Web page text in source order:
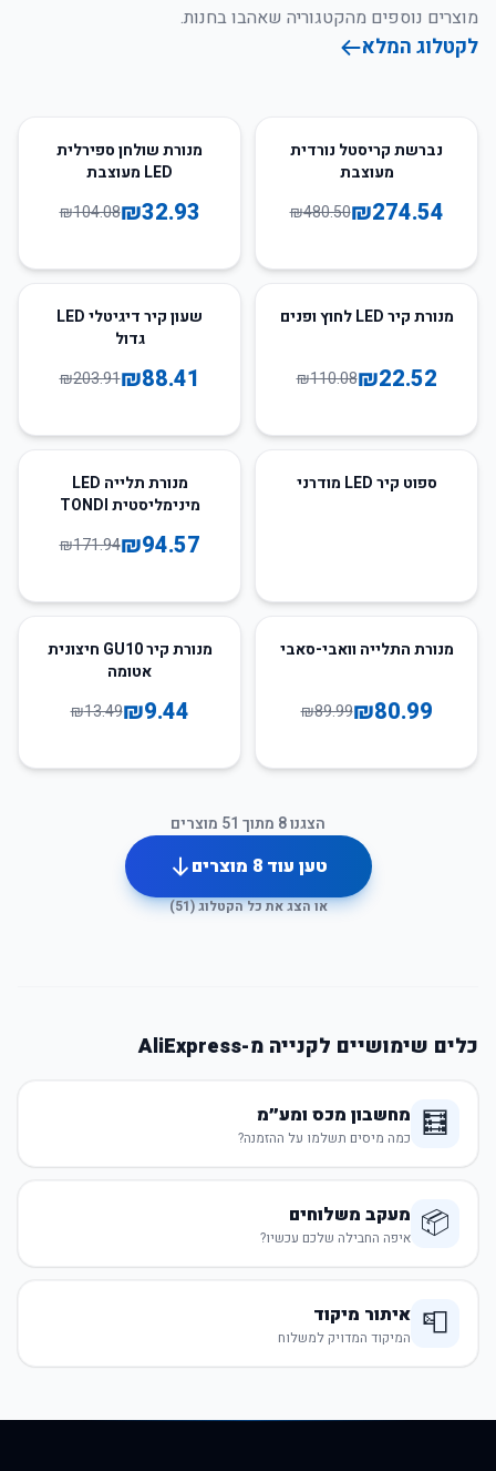
מוצרים נוספים מהקטגוריה שאהבו בחנות.
לקטלוג המלא
43נברשת קריסטל נורדית
מעוצבת
₪274.54
₪480.50
68מנורת שולחן ספירלית
LED מעוצבת
₪32.93
₪104.08
80%מנורת קיר LED לחוץ ופנים
₪22.52
₪110.08
57
שעון קיר דיגיטלי LED
גדול
₪88.41
₪203.91
ספוט קיר LED מודרני
מנורת תלייה LED
מינימליסטית TONDI
₪94.57
₪171.94
10%מנורת התלייה וואבי-סאבי
₪80.99
₪89.99
30
מנורת קיר GU10 חיצונית
אטומה
₪9.44
₪13.49
הצגנו8 מתוך 51 מוצרים
טען עוד8 מוצרים
או הצג את כל הקטלוג (51
)
כלים שימושיים לקנייה מ-AliExpress
🧮 מחשבון מכס ומע״מ
כמה מיסים תשלמו על ההזמנה?
📦 מעקב משלוחים
איפה החבילה שלכם עכשיו?
📮 איתור מיקוד
המיקוד המדויק למשלוח